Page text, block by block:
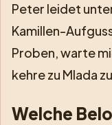
Peter leidet
Kamillen-
Proben, warte
kehre zu Mlada
Welche